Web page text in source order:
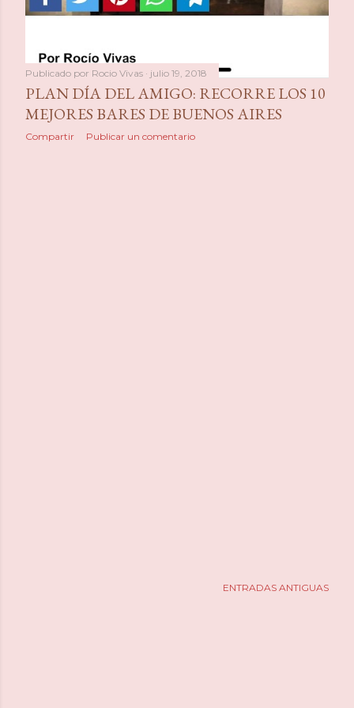
Publicado por Rocio Vivas julio 19, 2018
PLAN DÍA DEL AMIGO: RECORRE LOS 10
MEJORES BARES DE BUENOS AIRES
Compartir Publicar un comentario
ENTRADAS ANTIGUAS